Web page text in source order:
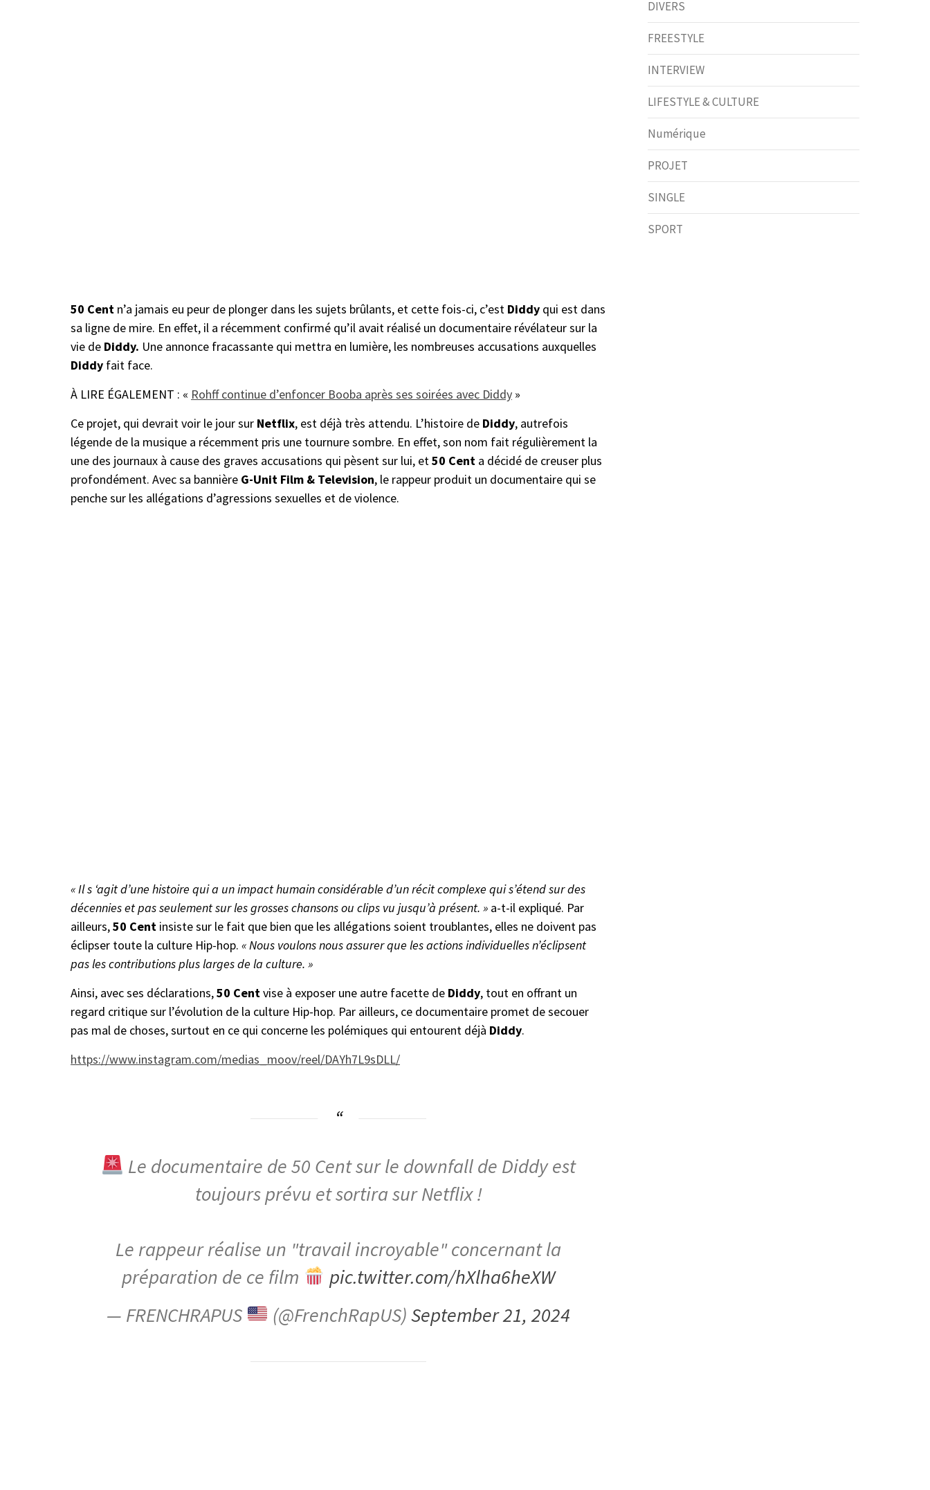
50 Cent n’a jamais eu peur de plonger dans les sujets brûlants, et cette fois-ci, c’est Diddy qui est dans
sa ligne de mire. En effet, il a récemment confirmé qu’il avait réalisé un documentaire révélateur sur la
vie de Diddy. Une annonce fracassante qui mettra en lumière, les nombreuses accusations auxquelles
Diddy fait face.
À LIRE ÉGALEMENT : « Rohff continue d’enfoncer Booba après ses soirées avec Diddy »
Ce projet, qui devrait voir le jour sur Netflix, est déjà très attendu. L’histoire de Diddy, autrefois
légende de la musique a récemment pris une tournure sombre. En effet, son nom fait régulièrement la
une des journaux à cause des graves accusations qui pèsent sur lui, et50 Cent a décidé de creuser plus
profondément. Avec sa bannière G-Unit Film & Television, le rappeur produit un documentaire qui se
penche sur les allégations d’agressions sexuelles et de violence.
« Il s ‘agit d’une histoire qui a un impact humain considérable d’un récit complexe qui s’étend sur des
décennies et pas seulement sur les grosses chansons ou clips vu jusqu’à présent. » a-t-il expliqué. Par
ailleurs,50 Cent insiste sur le fait que bien que les allégations soient troublantes, elles ne doivent pas
éclipser toute la culture Hip-hop. « Nous voulons nous assurer que les actions individuelles n’éclipsent
pas les contributions plus larges de la culture. »
Ainsi, avec ses déclarations,50 Centvise à exposer une autre facette de Diddy, tout en offrant un
regard critique sur l’évolution de la culture Hip-hop. Par ailleurs, ce documentaire promet de secouer
pas mal de choses, surtout en ce qui concerne les polémiques qui entourent déjà Diddy.
https://www.instagram.com/medias_moov/reel/DAYh7L9sDLL/
Le documentaire de 50 Cent sur le downfall de Diddy est
toujours prévu et sortira sur Netflix !
Le rappeur réalise un "travail incroyable" concernant la
préparation de ce film
pic.twitter.com/hXlha6heXW
— FRENCHRAPUS
(@FrenchRapUS)September 21, 2024
DIVERS
FREESTYLE
INTERVIEW
LIFESTYLE & CULTURE
Numérique
PROJET
SINGLE
SPORT